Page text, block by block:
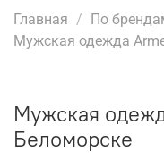
Главная По
Мужская одежда
Мужская
Беломорске